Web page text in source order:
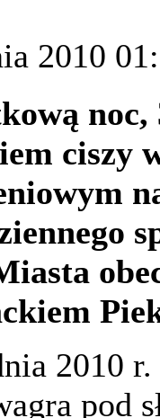
2010
ciszy
2010
pod